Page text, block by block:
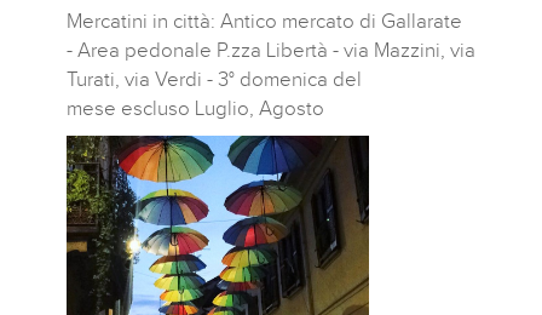
Mercatini in città: Antico mercato di Gallarate
- Area pedonale P.zza Libertà - via Mazzini, via
Turati, via Verdi - 3° domenica del
mese escluso Luglio, Agosto